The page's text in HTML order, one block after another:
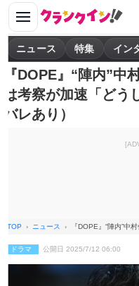
ニュース 特集 イン
『DOPE』“陣内”
は考察が加速「ど
バレあり）
TOP ニュース 『DOPE』“陣内”
ドラマ 公開日 2025/7/12 06:00